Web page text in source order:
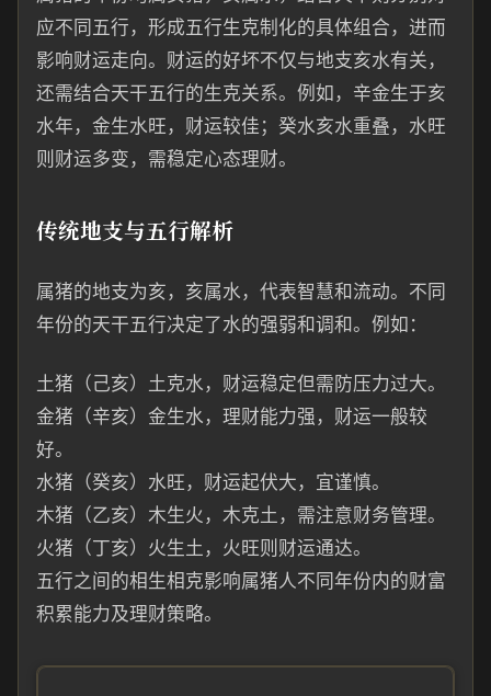
应不同五行，形成五行生克制化的具体组合，进而
影响财运走向。财运的好坏不仅与地支亥水有关，
还需结合天干五行的生克关系。例如，辛金生于亥
水年，金生水旺，财运较佳；癸水亥水重叠，水旺
则财运多变，需稳定心态理财。
传统地支与五行解析
属猪的地支为亥，亥属水，代表智慧和流动。不同
年份的天干五行决定了水的强弱和调和。例如：
土猪（己亥）土克水，财运稳定但需防压力过大。
金猪（辛亥）金生水，理财能力强，财运一般较
好。
水猪（癸亥）水旺，财运起伏大，宜谨慎。
木猪（乙亥）木生火，木克土，需注意财务管理。
火猪（丁亥）火生土，火旺则财运通达。
五行之间的相生相克影响属猪人不同年份内的财富
积累能力及理财策略。